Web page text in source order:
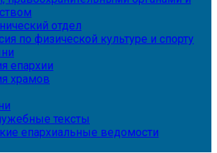
отдел
по физической культуре и спорту
епархии
храмов
тексты
епархиальные ведомости